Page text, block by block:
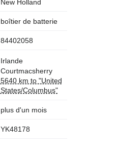
New Holland
boîtier de batterie
84402058
Irlande
Courtmacsherry
5640 km to "United
States/Columbus"
plus d'un mois
YK48178